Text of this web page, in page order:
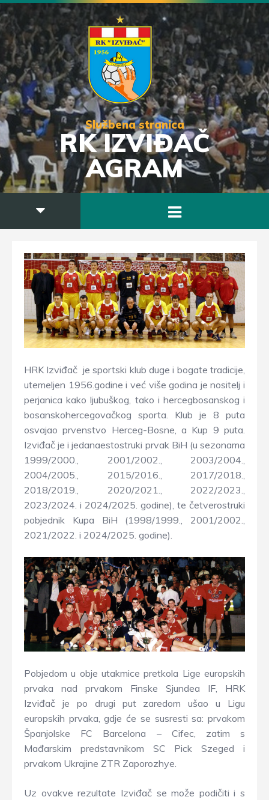
Službena stranica
RK IZVIĐAČ
AGRAM
HRK Izviđač je sportski klub duge i bogate tradicije,
utemeljen 1956.godine i već više godina je nositelj i
perjanica kako ljubuškog, tako i hercegbosanskog i
bosanskohercegovačkog sporta. Klub je 8 puta
osvajao prvenstvo Herceg-Bosne, a Kup 9 puta.
Izviđač je i jedanaestostruki prvak BiH (u sezonama
1999/2000., 2001/2002., 2003/2004.,
2004/2005., 2015/2016., 2017/2018.,
2018/2019., 2020/2021., 2022/2023.,
2023/2024. i 2024/2025. godine), te četverostruki
pobjednik Kupa BiH (1998/1999., 2001/2002.,
2021/2022. i 2024/2025. godine).
Pobjedom u obje utakmice pretkola Lige europskih
prvaka nad prvakom Finske Sjundea IF, HRK
Izviđač je po drugi put zaredom ušao u Ligu
europskih prvaka, gdje će se susresti sa: prvakom
Španjolske FC Barcelona – Cifec, zatim s
Mađarskim predstavnikom SC Pick Szeged i
prvakom Ukrajine ZTR Zaporozhye.
Uz ovakve rezultate Izviđač se može podičiti i s